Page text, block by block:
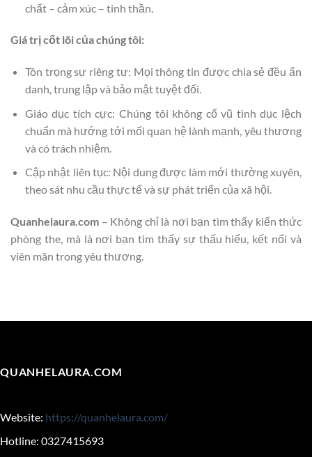
chất – cảm xúc – tinh thần.
Giá trị cốt lõi của chúng tôi:
Tôn trọng sự riêng tư: Mọi thông tin được chia sẻ đều ẩn
danh, trung lập và bảo mật tuyệt đối.
Giáo dục tích cực: Chúng tôi không cổ vũ tình dục lệch
chuẩn mà hướng tới mối quan hệ lành mạnh, yêu thương
và có trách nhiệm.
Cập nhật liên tục: Nội dung được làm mới thường xuyên,
theo sát nhu cầu thực tế và sự phát triển của xã hội.
Quanhelaura.com – Không chỉ là nơi bạn tìm thấy kiến thức
phòng the, mà là nơi bạn tìm thấy sự thấu hiểu, kết nối và
viên mãn trong yêu thương.
QUANHELAURA.COM
Website: https://quanhelaura.com/
Hotline: 0327415693